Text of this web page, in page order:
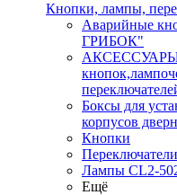
Кнопки, лампы,
Аварийные
ГРИБОК"
АКСЕССУАРЫ
Боксы для
корпусов
Кнопки
Переключатели
Лампы CL2-
Ещё